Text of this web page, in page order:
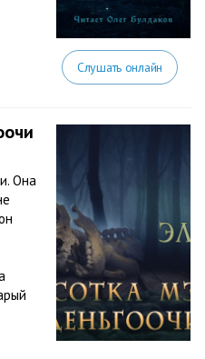
Слушать онлайн
Она